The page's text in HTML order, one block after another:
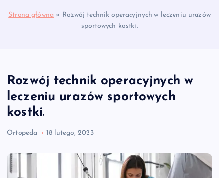
Strona główna » Rozwój technik operacyjnych w leczeniu urazów
sportowych kostki.
Rozwój technik operacyjnych w
leczeniu urazów sportowych
kostki.
Ortopeda 18 lutego, 2023